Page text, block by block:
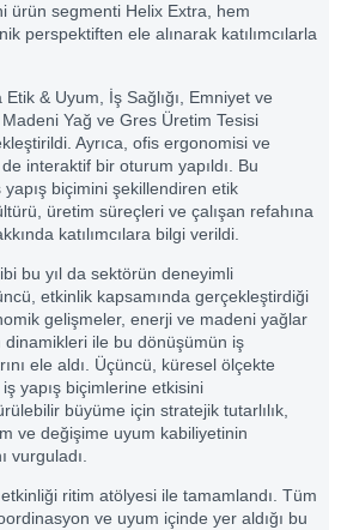
ürün segmenti Helix Extra, hem
perspektiften ele alınarak katılımcılarla
& Uyum, İş Sağlığı, Emniyet ve
Yağ ve Gres Üretim Tesisi
Ayrıca, ofis ergonomisi ve
interaktif bir oturum yapıldı. Bu
biçimini şekillendiren etik
üretim süreçleri ve çalışan refahına
katılımcılara bilgi verildi.
bu yıl da sektörün deneyimli
etkinlik kapsamında gerçekleştirdiği
gelişmeler, enerji ve madeni yağlar
ile bu dönüşümün iş
ele aldı. Üçüncü, küresel ölçekte
yapış biçimlerine etkisini
büyüme için stratejik tutarlılık,
ve değişime uyum kabiliyetinin
vurguladı.
ritim atölyesi ile tamamlandı. Tüm
ve uyum içinde yer aldığı bu